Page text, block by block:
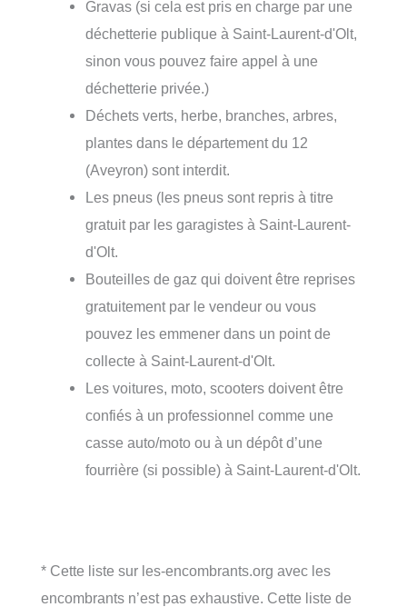
Gravas (si cela est pris en charge par une
déchetterie publique à Saint-Laurent-d'Olt,
sinon vous pouvez faire appel à une
déchetterie privée.)
Déchets verts, herbe, branches, arbres,
plantes dans le département du 12
(Aveyron) sont interdit.
Les pneus (les pneus sont repris à titre
gratuit par les garagistes à Saint-Laurent-
d'Olt.
Bouteilles de gaz qui doivent être reprises
gratuitement par le vendeur ou vous
pouvez les emmener dans un point de
collecte à Saint-Laurent-d'Olt.
Les voitures, moto, scooters doivent être
confiés à un professionnel comme une
casse auto/moto ou à un dépôt d’une
fourrière (si possible) à Saint-Laurent-d'Olt.
* Cette liste sur les-encombrants.org avec les
encombrants n’est pas exhaustive. Cette liste de